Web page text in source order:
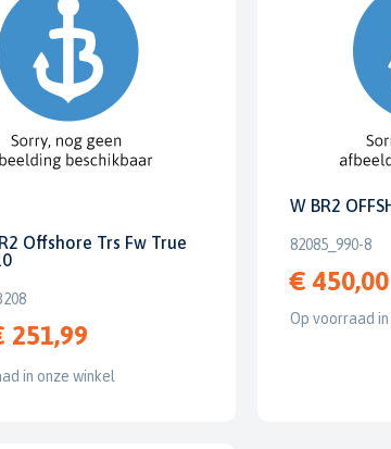
Offshore Trs Fw True
251,99
in onze winkel
W BR2
82085_990-8
€ 450,00
Op voorraad